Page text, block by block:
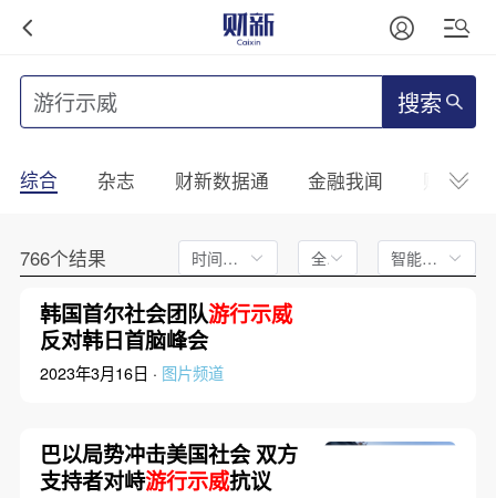
搜索
综合 杂志 财新数据通 金融我闻 财新
766个结果 时间不限 全文 智能排序
韩国首尔社会团队游行示威
反对韩日首脑峰会
2023年3月16日 · 图片频道
巴以局势冲击美国社会 双方
支持者对峙游行示威抗议